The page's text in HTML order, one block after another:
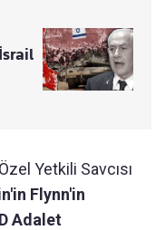
Yetkili Savcısı
Flynn'in
Adalet